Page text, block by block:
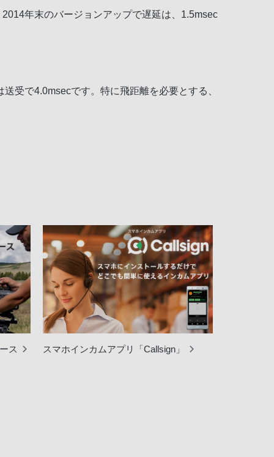
年末のバージョンアップで遅延は、1.5msec
受で4.0msecです。特に飛距離を必要とする、
ス スマホインカムアプリ「Callsign」